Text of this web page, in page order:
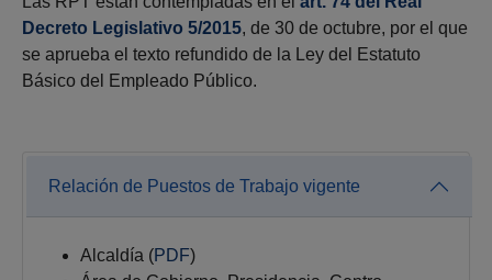
Decreto Legislativo 5/2015, de 30 de octubre, por el que
se aprueba el texto refundido de la Ley del Estatuto
Básico del Empleado Público.
Relación de Puestos de Trabajo vigente
Alcaldía (PDF)